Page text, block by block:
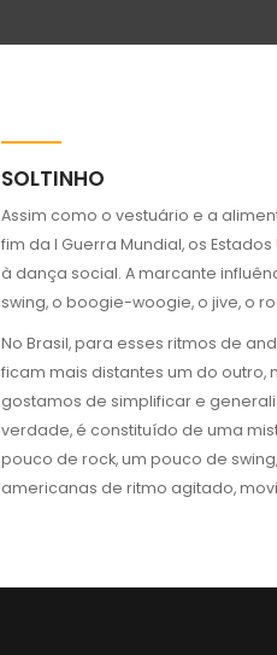
SOLTINHO
Assim como o vestuário e a
fim da I Guerra Mundial, os
à dança social. A marcante
swing, o boogie-woogie, o jive, o
No Brasil, para esses ritmos de
ficam mais distantes um do outro,
gostamos de simplificar e
verdade, é constituído de uma
pouco de rock, um pouco de
americanas de ritmo agitado,